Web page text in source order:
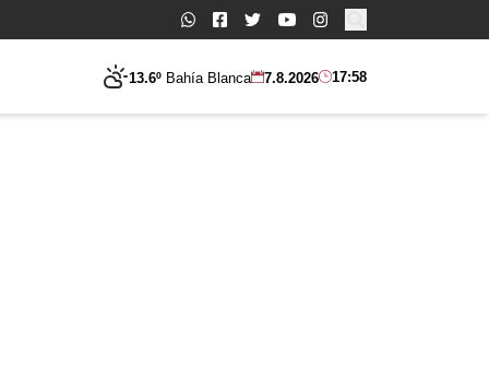
Buscar:
13.6º Bahía Blanca 7.8.2026 17:58